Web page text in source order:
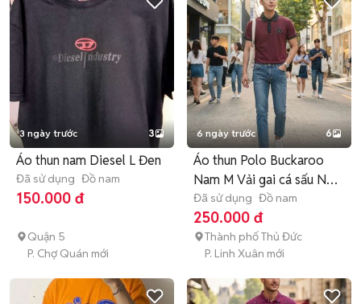
3 ngày trước 3
Áo thun nam Diesel L Đen
Đã sử dụng Đồ nam
150.000 đ
Quận 5
P. Chợ Quán mới
6 ngày trước 6
Áo thun Polo Buckaroo
Nam M Vải gai cá sấu Như
mới
Đã sử dụng Đồ nam
250.000 đ
Thành phố Thủ Đức
P. Linh Xuân mới